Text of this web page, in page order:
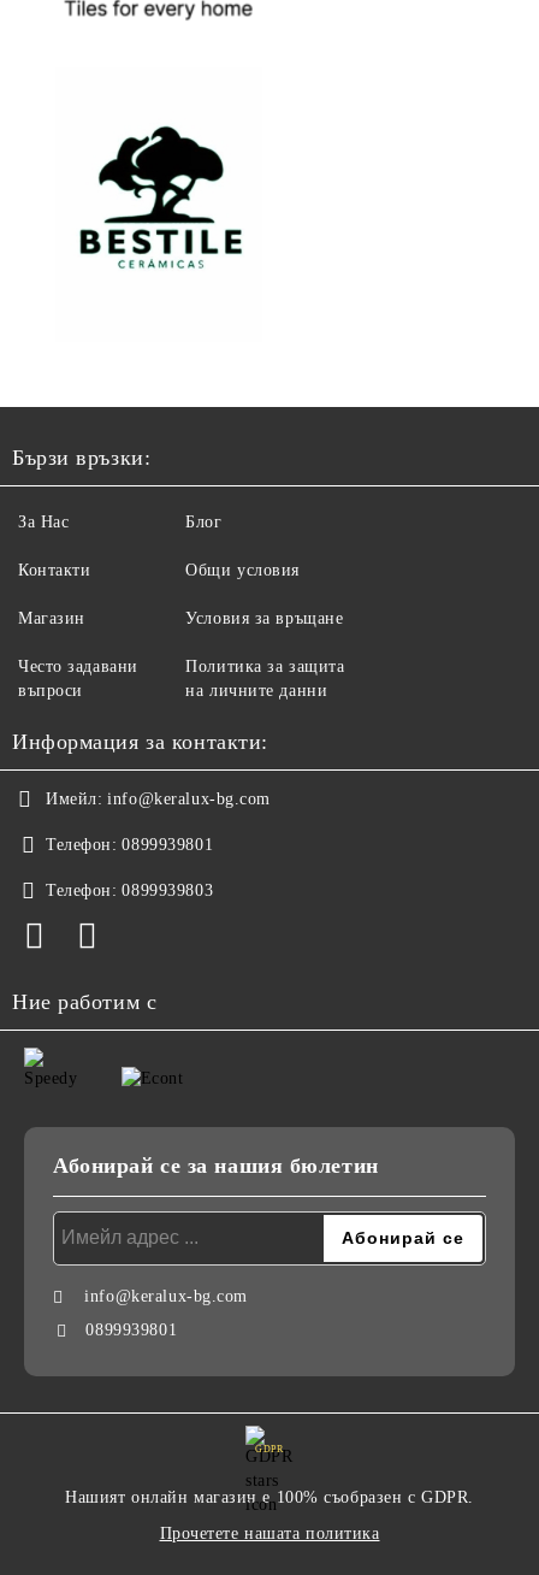
Бързи връзки:
За Нас
Контакти
Магазин
Често задавани
въпроси
Блог
Общи условия
Условия за връщане
Политика за защита
на личните данни
Информация за контакти:
Имейл: info@keralux-bg.com
Телефон: 0899939801
Телефон: 0899939803
Ние работим с
Абонирай се за нашия бюлетин
info@keralux-bg.com
0899939801
GDPR
Нашият онлайн магазин е 100% съобразен с GDPR.
Прочетете нашата политика